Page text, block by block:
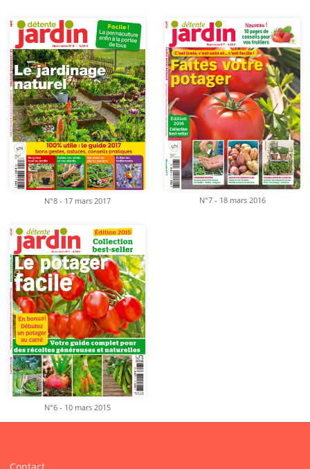
N°8 - 17 mars 2017 N°7 - 18 mars 2016
N°6 - 10 mars 2015